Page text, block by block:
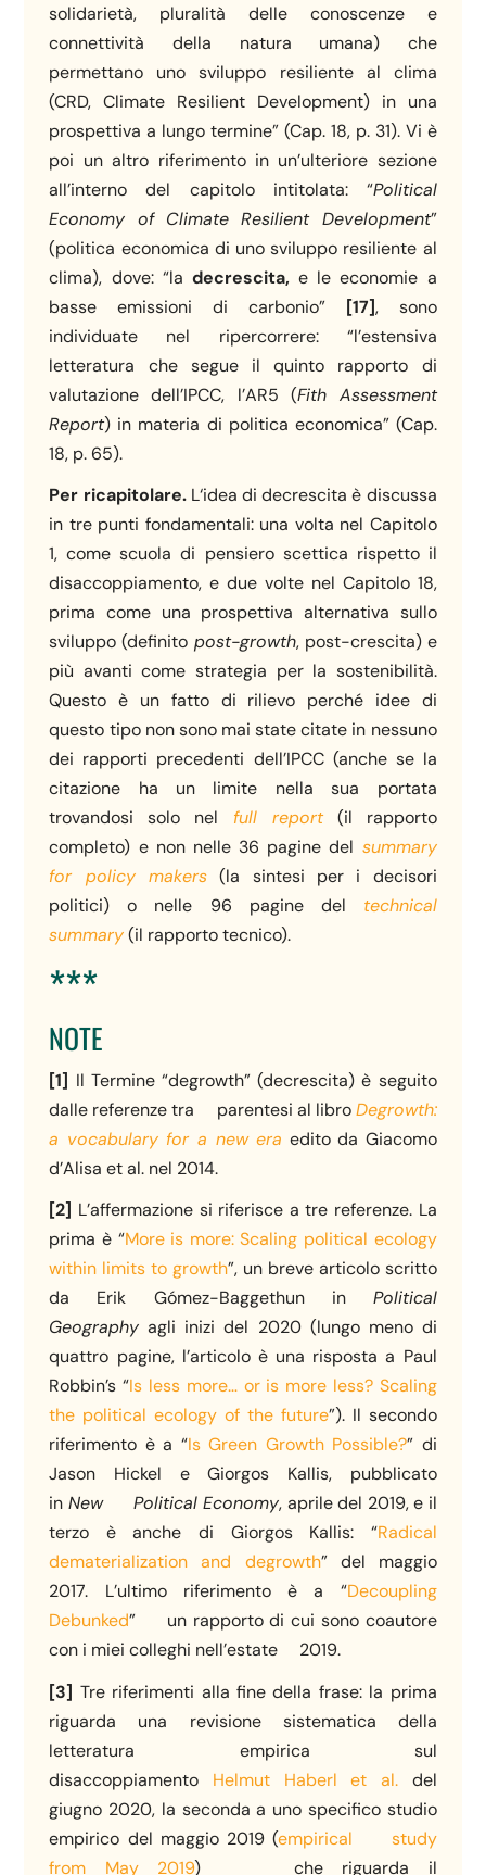
solidarietà, pluralità delle conoscenze e
connettività della natura umana) che
permettano uno sviluppo resiliente al clima
(CRD, Climate Resilient Development) in una
prospettiva a lungo termine” (Cap. 18, p. 31). Vi è
poi un altro riferimento in un’ulteriore sezione
all’interno del capitolo intitolata: “Political
Economy of Climate Resilient Development”
(politica economica di uno sviluppo resiliente al
clima), dove: “la decrescita,e le economie a
basse emissioni di carbonio” [17], sono
individuate nel ripercorrere: “l’estensiva
letteratura che segue il quinto rapporto di
valutazione dell’IPCC, l’AR5 (Fith Assessment
Report) in materia di politica economica” (Cap.
18, p. 65).
Per ricapitolare.L‘idea di decrescita è discussa
in tre punti fondamentali: una volta nel Capitolo
1, come scuola di pensiero scettica rispetto il
disaccoppiamento, e due volte nel Capitolo 18,
prima come una prospettiva alternativa sullo
sviluppo (definito post-growth, post-crescita) e
più avanti come strategia per la sostenibilità.
Questo è un fatto di rilievo perché idee di
questo tipo non sono mai state citate in nessuno
dei rapporti precedenti dell’IPCC (anche se la
citazione ha un limite nella sua portata
trovandosi solo nel
full report(il rapporto
completo) e non nelle 36 pagine del summary
for policy makers (la sintesi per i decisori
politici) o nelle 96 pagine del
technical
summary(il rapporto tecnico).
***
NOTE
[1] Il Termine “degrowth” (decrescita) è seguito
dalle referenze tra parentesi al libro Degrowth:
a vocabulary for a new era edito da Giacomo
d’Alisa et al. nel 2014.
[2] L’affermazione si riferisce a tre referenze. La
prima è “More is more: Scaling political ecology
within limits to growth”, un breve articolo scritto
da Erik Gómez-Baggethun in Political
Geography agli inizi del 2020 (lungo meno di
quattro pagine, l’articolo è una risposta a Paul
Robbin’s “Is less more… or is more less? Scaling
the political ecology of the future”). Il secondo
riferimento è a “Is Green Growth Possible?” di
Jason Hickel e Giorgos Kallis, pubblicato
in New Political Economy, aprile del 2019, e il
terzo è anche di Giorgos Kallis: “Radical
dematerialization and degrowth” del maggio
2017. L’ultimo riferimento è a “Decoupling
Debunked” un rapporto di cui sono coautore
con i miei colleghi nell’estate 2019.
[3] Tre riferimenti alla fine della frase: la prima
riguarda una revisione sistematica della
letteratura empirica sul
disaccoppiamento Helmut Haberl et al.del
giugno 2020, la seconda a uno specifico studio
empirico del maggio 2019 (empirical study
from May 2019) che riguarda il